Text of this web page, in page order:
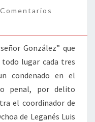
González” que
lugar cada tres
condenado en el
penal, por delito
el coordinador de
de Leganés Luis